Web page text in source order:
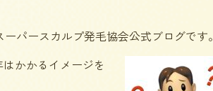
パースカルプ発毛協会公式ブログです。
かかるイメージを